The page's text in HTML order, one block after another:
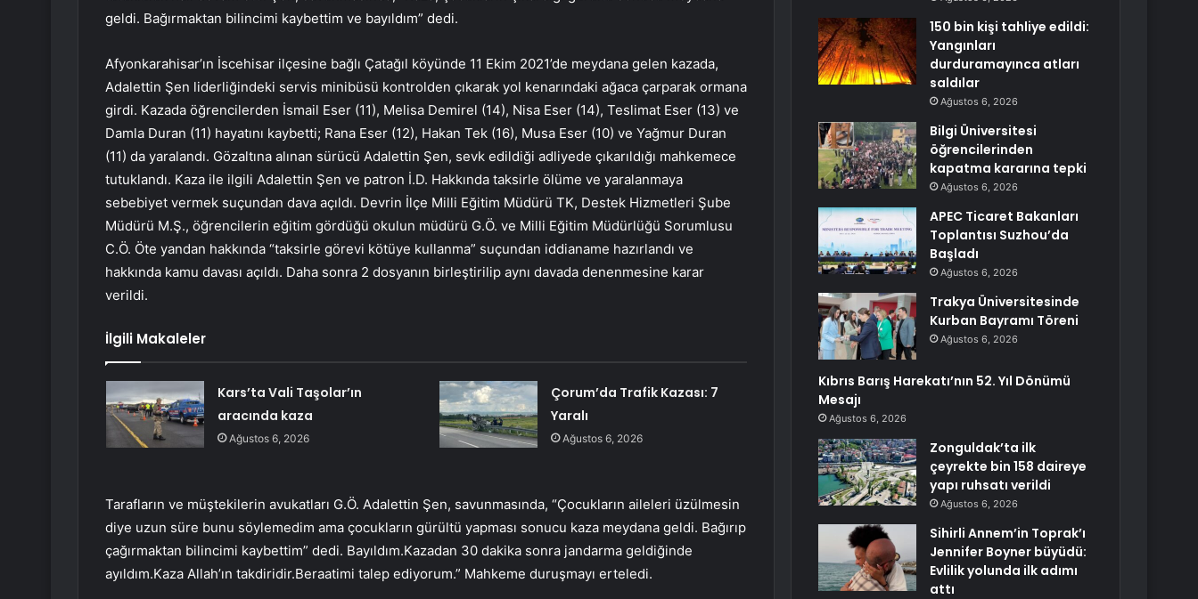
geldi. Bağırmaktan bilincimi kaybettim ve bayıldım” dedi.
Afyonkarahisar’ın İscehisar ilçesine bağlı Çatağıl köyünde 11 Ekim 2021’de meydana gelen kazada,
Adalettin Şen liderliğindeki servis minibüsü kontrolden çıkarak yol kenarındaki ağaca çarparak ormana
girdi. Kazada öğrencilerden İsmail Eser (11), Melisa Demirel (14), Nisa Eser (14), Teslimat Eser (13) ve
Damla Duran (11) hayatını kaybetti; Rana Eser (12), Hakan Tek (16), Musa Eser (10) ve Yağmur Duran
(11) da yaralandı. Gözaltına alınan sürücü Adalettin Şen, sevk edildiği adliyede çıkarıldığı mahkemece
tutuklandı. Kaza ile ilgili Adalettin Şen ve patron İ.D. Hakkında taksirle ölüme ve yaralanmaya
sebebiyet vermek suçundan dava açıldı. Devrin İlçe Milli Eğitim Müdürü TK, Destek Hizmetleri Şube
Müdürü M.Ş., öğrencilerin eğitim gördüğü okulun müdürü G.Ö. ve Milli Eğitim Müdürlüğü Sorumlusu
C.Ö. Öte yandan hakkında “taksirle görevi kötüye kullanma” suçundan iddianame hazırlandı ve
hakkında kamu davası açıldı. Daha sonra 2 dosyanın birleştirilip aynı davada denenmesine karar
verildi.
İlgili Makaleler
Kars’ta Vali Taşolar’ın
aracında kaza
Ağustos 6, 2026
Çorum’da Trafik Kazası: 7
Yaralı
Ağustos 6, 2026
Tarafların ve müştekilerin avukatları G.Ö. Adalettin Şen, savunmasında, “Çocukların aileleri üzülmesin
diye uzun süre bunu söylemedim ama çocukların gürültü yapması sonucu kaza meydana geldi. Bağırıp
çağırmaktan bilincimi kaybettim” dedi. Bayıldım.Kazadan 30 dakika sonra jandarma geldiğinde
ayıldım.Kaza Allah’ın takdiridir.Beraatimi talep ediyorum.” Mahkeme duruşmayı erteledi.
150 bin kişi tahliye edildi:
Yangınları
durduramayınca atları
saldılar
Ağustos 6, 2026
Bilgi Üniversitesi
öğrencilerinden
kapatma kararına tepki
Ağustos 6, 2026
APEC Ticaret Bakanları
Toplantısı Suzhou’da
Başladı
Ağustos 6, 2026
Trakya Üniversitesinde
Kurban Bayramı Töreni
Ağustos 6, 2026
Kıbrıs Barış Harekatı’nın 52. Yıl Dönümü
Mesajı
Ağustos 6, 2026
Zonguldak’ta ilk
çeyrekte bin 158 daireye
yapı ruhsatı verildi
Ağustos 6, 2026
Sihirli Annem’in Toprak’ı
Jennifer Boyner büyüdü:
Evlilik yolunda ilk adımı
attı